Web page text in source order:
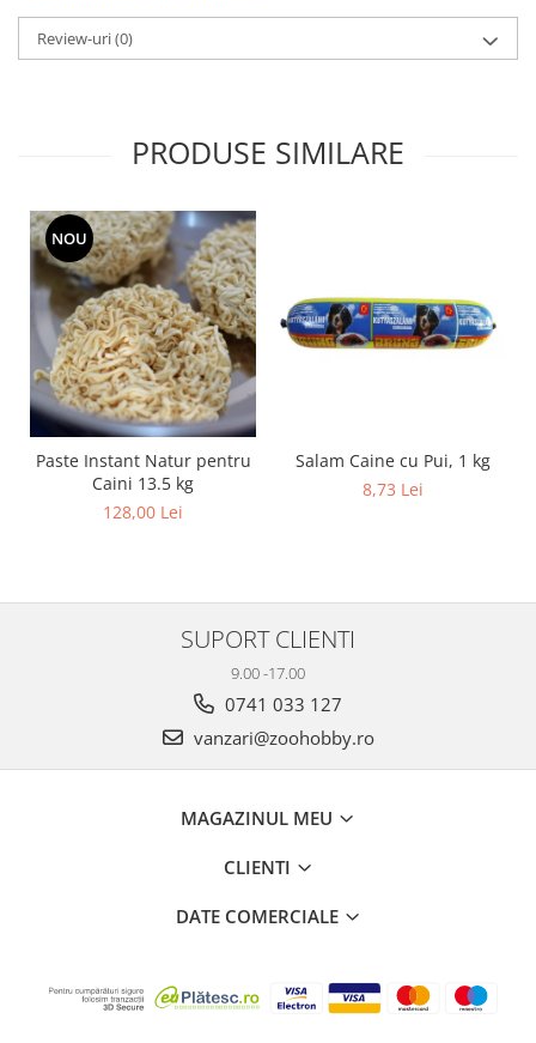
Review-uri(0)
PRODUSE SIMILARE
NOU
Paste Instant Natur pentru
Caini 13.5 kg
128,00 Lei
Salam Caine cu Pui, 1 kg
8,73 Lei
SUPORT CLIENTI
9.00 -17.00
0741 033 127
vanzari@zoohobby.ro
MAGAZINUL MEU
CLIENTI
DATE COMERCIALE